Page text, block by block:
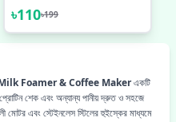
Handle Brush
৳110৳199
Foamer & Coffee Makerএকটি
শেক এবং অন্যান্য পানীয় দ্রুত ও সহজে
মোটর এবং স্টেইনলেস স্টিলের হুইস্কের মাধ্যমে